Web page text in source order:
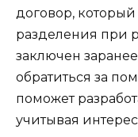
договор,
разделения при
заключен
обратиться за
поможет
учитывая